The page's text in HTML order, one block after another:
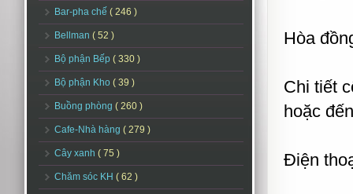
Bar-pha chế ( 246 )
Bellman ( 52 )
Bộ phận Bếp ( 330 )
Bộ phận Kho ( 39 )
Buồng phòng ( 260 )
Cafe-Nhà hàng ( 279 )
Cây xanh ( 75 )
Chăm sóc KH ( 62 )
Hòa
Chi tiết
hoặc
Điện